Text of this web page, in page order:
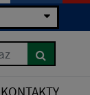
KONTAKTY